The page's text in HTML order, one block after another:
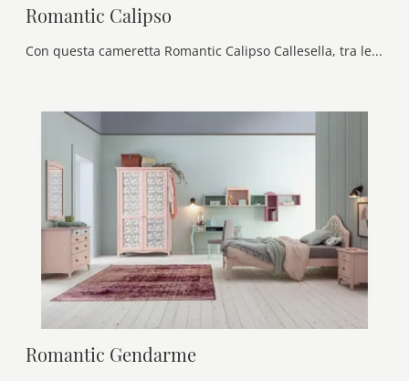
Romantic Calipso
Con questa cameretta Romantic Calipso Callesella, tra le soluzioni componibili, potrai allestire stanze classiche per bambine.
Romantic Gendarme